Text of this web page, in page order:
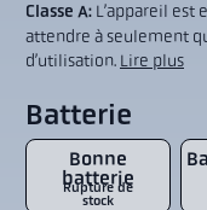
Classe A: L’appareil est
attendre à seulement
d’utilisation. Lire plus
Batterie
Bonne
batterie
Rupture de
stock